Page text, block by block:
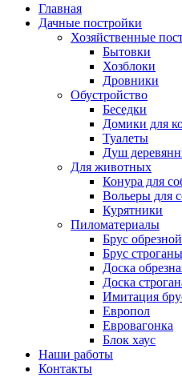
Главная
Дачные постройки
Хозяйственные
Бытовки
Хозблоки
Дровники
Обустройство
Беседки
Домики для
Туалеты
Душ
Для животных
Конура для
Вольеры для
Курятники
Пиломатериалы
Брус обрезной
Брус
Доска
Доска
Имитация
Европол
Евровагонка
Блок хаус
Наши работы
Контакты